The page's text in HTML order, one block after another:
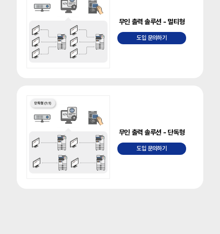
무인 출력 솔루션 - 멀티형
도입 문의하기
무인 출력 솔루션 - 단독형
도입 문의하기